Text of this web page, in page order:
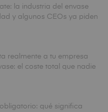
la industria del envase
y algunos CEOs ya piden
realmente a tu empresa
el coste total que nadie
obligatorio: qué significa